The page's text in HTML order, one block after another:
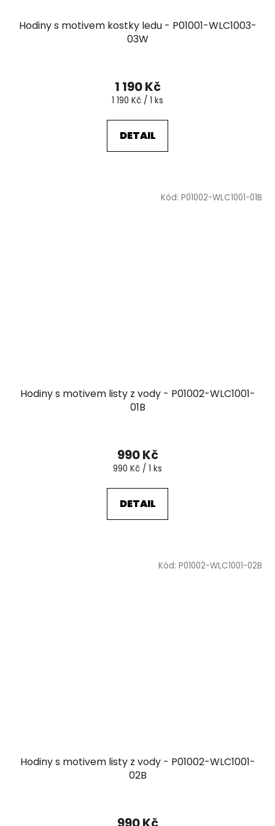
Hodiny s motivem kostky ledu - P01001-WLC1003-
03W
1 190 Kč
Měrná
1 190 Kč / 1 ks
DETAIL
Hodiny s motivem listy z vody - P01002-WLC1001-
01B
990 Kč
Měrná
990 Kč / 1 ks
DETAIL
Kód: P01002-WLC1001-01B
Hodiny s motivem listy z vody - P01002-WLC1001-
02B
Kód: P01002-WLC1001-02B